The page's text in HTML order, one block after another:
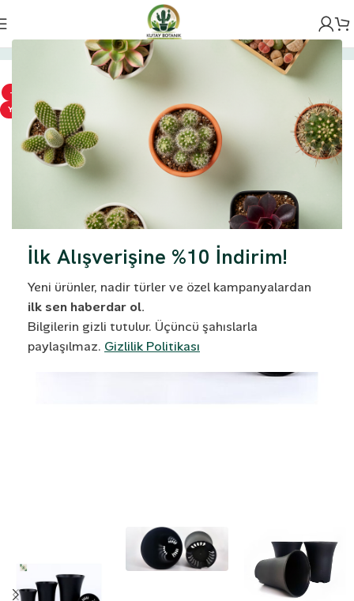
İlk Alışverişine %10 İndirim!
Yeni ürünler, nadir türler ve özel kampanyalardan
ilk sen haberdar ol.
Bilgilerin gizli tutulur. Üçüncü şahıslarla
paylaşılmaz. Gizlilik Politikası
Ana Sayfa Saksılar Tayland Saksılar
-6%
YENI